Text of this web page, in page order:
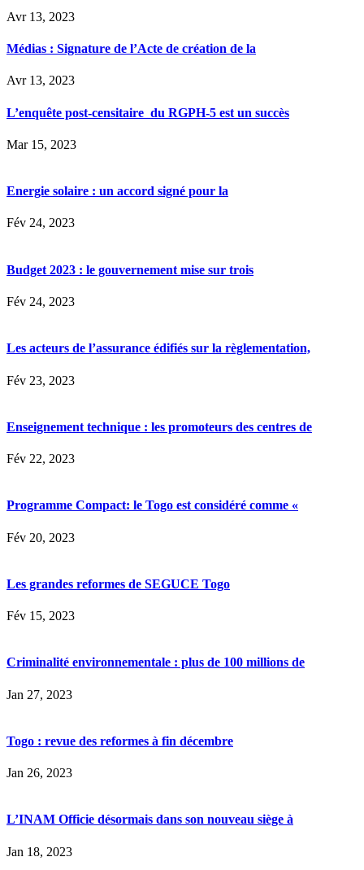
Avr 13, 2023
Médias : Signature de l’Acte de création de la
Avr 13, 2023
L’enquête post-censitaire du RGPH-5 est un succès
Mar 15, 2023
Energie solaire : un accord signé pour la
Fév 24, 2023
Budget 2023 : le gouvernement mise sur trois
Fév 24, 2023
Les acteurs de l’assurance édifiés sur la règlementation,
Fév 23, 2023
Enseignement technique : les promoteurs des centres de
Fév 22, 2023
Programme Compact: le Togo est considéré comme «
Fév 20, 2023
Les grandes reformes de SEGUCE Togo
Fév 15, 2023
Criminalité environnementale : plus de 100 millions de
Jan 27, 2023
Togo : revue des reformes à fin décembre
Jan 26, 2023
L’INAM Officie désormais dans son nouveau siège à
Jan 18, 2023